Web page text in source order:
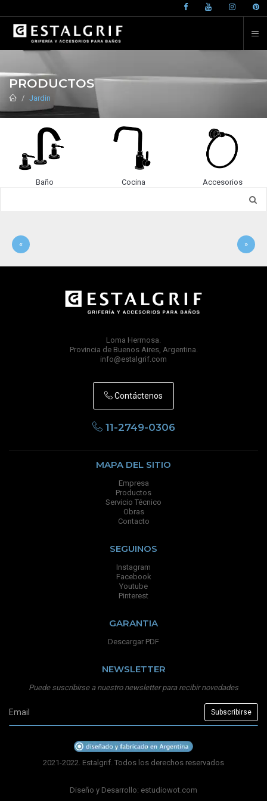
PRODUCTOS
Jardin
Baño Cocina Accesorios
« »
Loma Hermosa.
Provincia de Buenos Aires, Argentina.
info@estalgrif.com
Contáctenos
11-2749-0306
MAPA DEL SITIO
Empresa
Productos
Servicio Técnico
Obras
Contacto
SEGUINOS
Instagram
Facebook
Youtube
Pinterest
GARANTIA
Descargar PDF
NEWSLETTER
Puede suscribirse a nuestro newsletter para recibir novedades
2021-2022. Estalgrif. Todos los derechos reservados
Diseño y Desarrollo: estudiowot.com